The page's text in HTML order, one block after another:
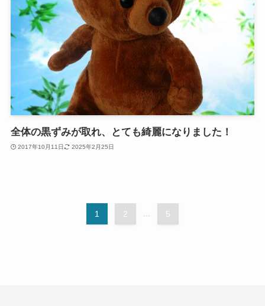
全体の黒ずみが取れ、とても綺麗になりました！
2017年10月11日 2025年2月25日
1 2 ... 5